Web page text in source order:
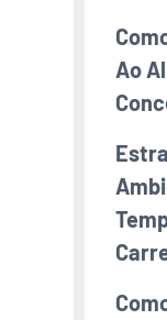
Ao